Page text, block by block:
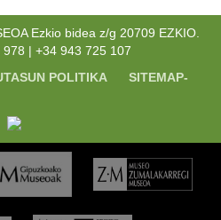
Ezkio bidea z/g 20709 EZKIO.
| +34 943 725 107
POLITIKA
SITEMAP-